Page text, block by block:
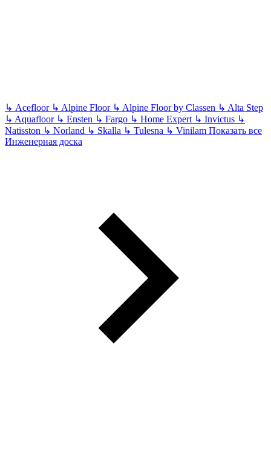
↳ Acefloor ↳ Alpine Floor ↳ Alpine Floor by Classen ↳ Alta Step
↳ Aquafloor ↳ Ensten ↳ Fargo ↳ Home Expert ↳ Invictus ↳
Natisston ↳ Norland ↳ Skalla ↳ Tulesna ↳ Vinilam Показать все
Инженерная доска